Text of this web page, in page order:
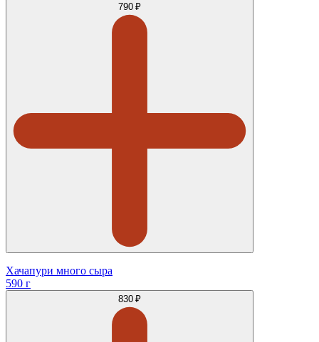
790 ₽
Хачапури много сыра
590 г
830 ₽